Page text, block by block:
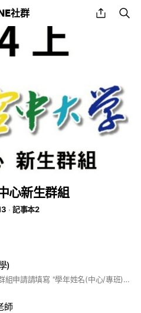
社群 share
心新生群組
記事本2
)
#本群組為實名制，進群組申請請填寫 "學年姓名(中心/專班)" (申請有兩個頁面，都要填寫一樣資料) 例如：102鄭瓊慧(台中) 有問題請找鄭瓊慧(ID：topnet32)
師